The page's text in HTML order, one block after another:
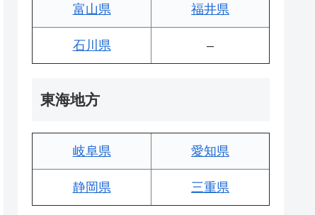
富山県 福井県
石川県 –
東海地方
岐阜県 愛知県
静岡県 三重県